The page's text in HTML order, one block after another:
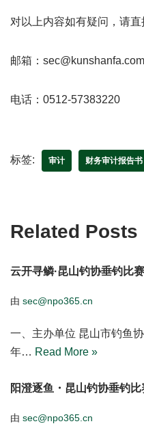
对以上内容如有疑问，请直
邮箱：sec@kunshanfa.com
电话：0512-57383220
标签: 审计 财务审计报告书
Related Posts
云开寻鳞·昆山钓协垂钓比
由 sec@npo365.cn
一、主办单位 昆山市钓鱼
年… Read More »
阳澄逐鱼・昆山钓协垂钓
由 sec@npo365.cn